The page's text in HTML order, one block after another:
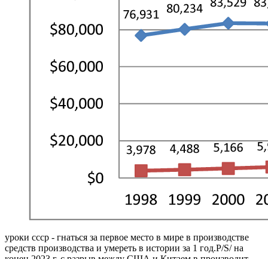
уроки ссср - гнаться за первое место в мире в производстве
средств производства и умереть в истории за 1 год.P/S/ на